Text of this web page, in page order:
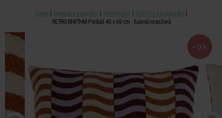
Domů Dekorace a doplňky Bytový textil
Polštáře a podsedáky
RETRO RHYTHM Polštář 40 x 60 cm - fialová/oranžová
-30 %